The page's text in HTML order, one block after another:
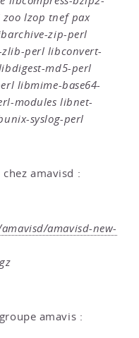
lzop tnef pax
zip-perl
perl libconvert-
md5-perl
libmime-base64-
modules libnet-
syslog-perl
amavisd :
amavisd-new-
amavis :